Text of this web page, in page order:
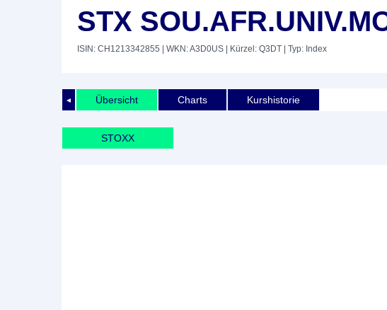
STX
ISIN: CH1213342855 | WKN: A3D0US | Kürzel: Q3DT | Typ: Index
◄ Übersicht Charts Kurshistorie
STOXX